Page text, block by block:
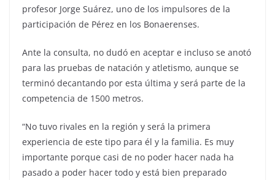
profesor Jorge Suárez, uno de los impulsores de la
participación de Pérez en los Bonaerenses.
Ante la consulta, no dudó en aceptar e incluso se anotó
para las pruebas de natación y atletismo, aunque se
terminó decantando por esta última y será parte de la
competencia de 1500 metros.
“No tuvo rivales en la región y será la primera
experiencia de este tipo para él y la familia. Es muy
importante porque casi de no poder hacer nada ha
pasado a poder hacer todo y está bien preparado